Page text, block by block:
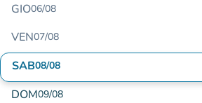
GIO06/08
VEN07/08
SAB08/08
DOM09/08